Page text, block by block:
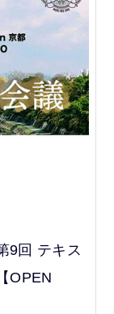
9回 テキス
OPEN